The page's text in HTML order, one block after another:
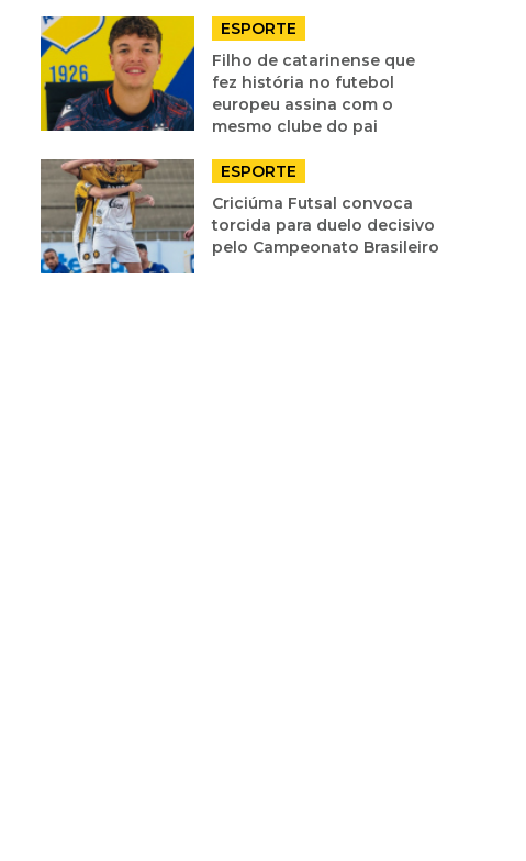
ESPORTE
Filho de catarinense que
fez história no futebol
europeu assina com o
mesmo clube do pai
ESPORTE
Criciúma Futsal convoca
torcida para duelo decisivo
pelo Campeonato Brasileiro